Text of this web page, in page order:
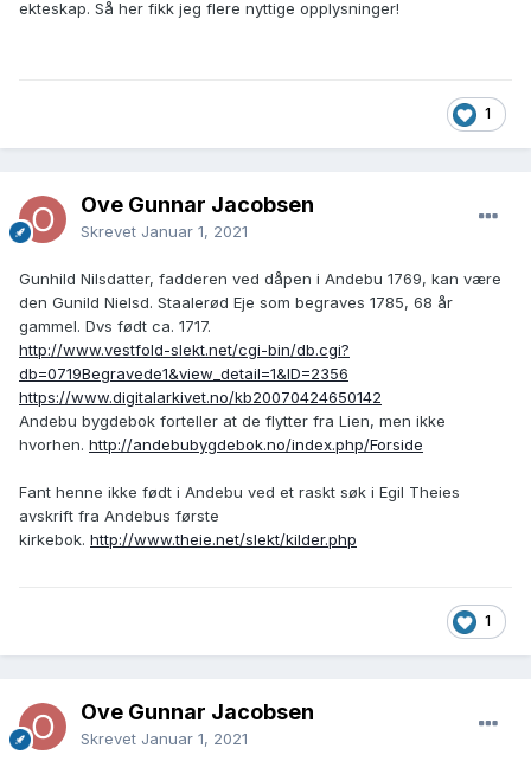
ekteskap. Så her fikk jeg flere nyttige opplysninger!
1
Ove Gunnar Jacobsen
Skrevet Januar 1, 2021
Gunhild Nilsdatter, fadderen ved dåpen i Andebu 1769, kan være
den Gunild Nielsd. Staalerød Eje som begraves 1785, 68 år
gammel. Dvs født ca. 1717.
http://www.vestfold-slekt.net/cgi-bin/db.cgi?
db=0719Begravede1&view_detail=1&ID=2356
https://www.digitalarkivet.no/kb20070424650142
Andebu bygdebok forteller at de flytter fra Lien, men ikke
hvorhen. http://andebubygdebok.no/index.php/Forside
Fant henne ikke født i Andebu ved et raskt søk i Egil Theies
avskrift fra Andebus første
kirkebok. http://www.theie.net/slekt/kilder.php
1
Ove Gunnar Jacobsen
Skrevet Januar 1, 2021